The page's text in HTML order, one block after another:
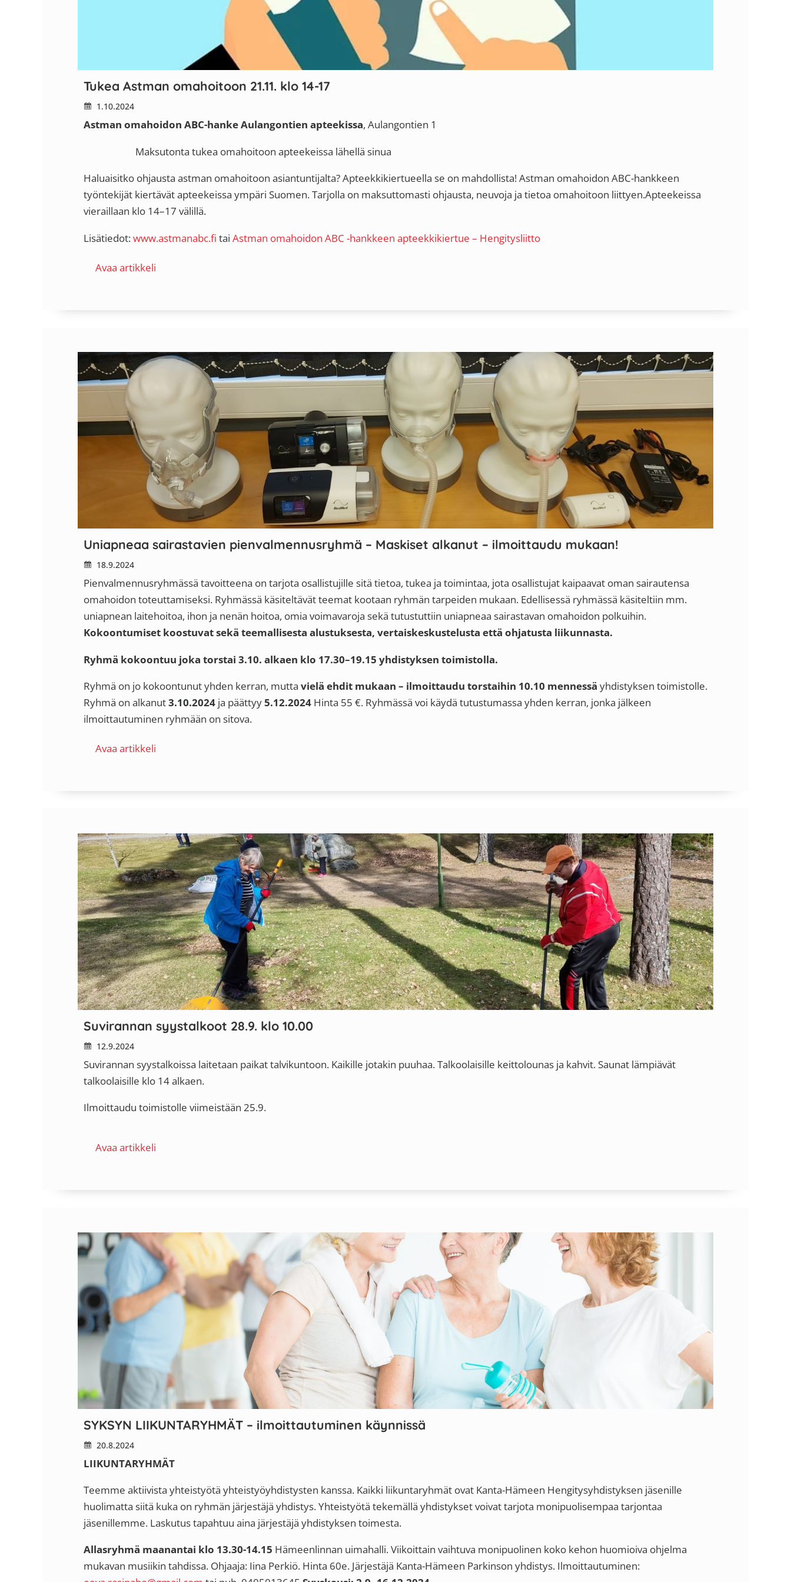
Tukea Astman omahoitoon 21.11. klo 14-17
1.10.2024
Astman omahoidon ABC-hanke Aulangontien apteekissa, Aulangontien 1
Maksutonta tukea omahoitoon apteekeissa lähellä sinua
Haluaisitko ohjausta astman omahoitoon asiantuntijalta? Apteekkikiertueella se on mahdollista! Astman omahoidon ABC-hankkeen
työntekijät kiertävät apteekeissa ympäri Suomen. Tarjolla on maksuttomasti ohjausta, neuvoja ja tietoa omahoitoon liittyen.Apteekeissa
vieraillaan klo 14–17 välillä.
Lisätiedot:www.astmanabc.fi tai Astman omahoidon ABC -hankkeen apteekkikiertue – Hengitysliitto
Avaa artikkeli
Uniapneaa sairastavien pienvalmennusryhmä – Maskiset alkanut – ilmoittaudu mukaan!
18.9.2024
Pienvalmennusryhmässä tavoitteena on tarjota osallistujille sitä tietoa, tukea ja toimintaa, jota osallistujat kaipaavat oman sairautensa
omahoidon toteuttamiseksi. Ryhmässä käsiteltävät teemat kootaan ryhmän tarpeiden mukaan. Edellisessä ryhmässä käsiteltiin mm.
uniapnean laitehoitoa, ihon ja nenän hoitoa, omia voimavaroja sekä tutustuttiin uniapneaa sairastavan omahoidon polkuihin.
Kokoontumiset koostuvat sekä teemallisesta alustuksesta, vertaiskeskustelusta että ohjatusta liikunnasta.
Ryhmä kokoontuu joka torstai 3.10. alkaen klo 17.30–19.15 yhdistyksen toimistolla.
Ryhmä on jo kokoontunut yhden kerran, mutta vielä ehdit mukaan – ilmoittaudu torstaihin 10.10 mennessä yhdistyksen toimistolle.
Ryhmä on alkanut3.10.2024ja päättyy5.12.2024Hinta 55 €. Ryhmässä voi käydä tutustumassa yhden kerran, jonka jälkeen
ilmoittautuminen ryhmään on sitova.
Avaa artikkeli
Suvirannan syystalkoot 28.9. klo 10.00
12.9.2024
Suvirannan syystalkoissa laitetaan paikat talvikuntoon. Kaikille jotakin puuhaa. Talkoolaisille keittolounas ja kahvit. Saunat lämpiävät
talkoolaisille klo 14 alkaen.
Ilmoittaudu toimistolle viimeistään 25.9.
Avaa artikkeli
SYKSYN LIIKUNTARYHMÄT – ilmoittautuminen käynnissä
20.8.2024
LIIKUNTARYHMÄT
Teemme aktiivista yhteistyötä yhteistyöyhdistysten kanssa. Kaikki liikuntaryhmät ovat Kanta-Hämeen Hengitysyhdistyksen jäsenille
huolimatta siitä kuka on ryhmän järjestäjä yhdistys. Yhteistyötä tekemällä yhdistykset voivat tarjota monipuolisempaa tarjontaa
jäsenillemme. Laskutus tapahtuu aina järjestäjä yhdistyksen toimesta.
Allasryhmä maanantai klo 13.30-14.15 Hämeenlinnan uimahalli. Viikoittain vaihtuva monipuolinen koko kehon huomioiva ohjelma
mukavan musiikin tahdissa. Ohjaaja: Iina Perkiö. Hinta 60e. Järjestäjä Kanta-Hämeen Parkinson yhdistys. Ilmoittautuminen: